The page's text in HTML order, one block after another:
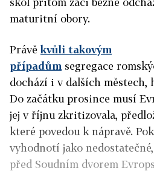
maturitní obory.
Právěkvůli takovým
případům segregace
dochází i v dalších městech,
Do začátku prosince musí
jej v říjnu zkritizovala,
které povedou k nápravě.
vyhodnotí jako
před Soudním dvorem